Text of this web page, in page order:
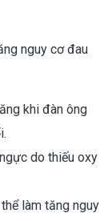
nguy cơ đau
khi đàn ông
do thiếu oxy
làm tăng nguy